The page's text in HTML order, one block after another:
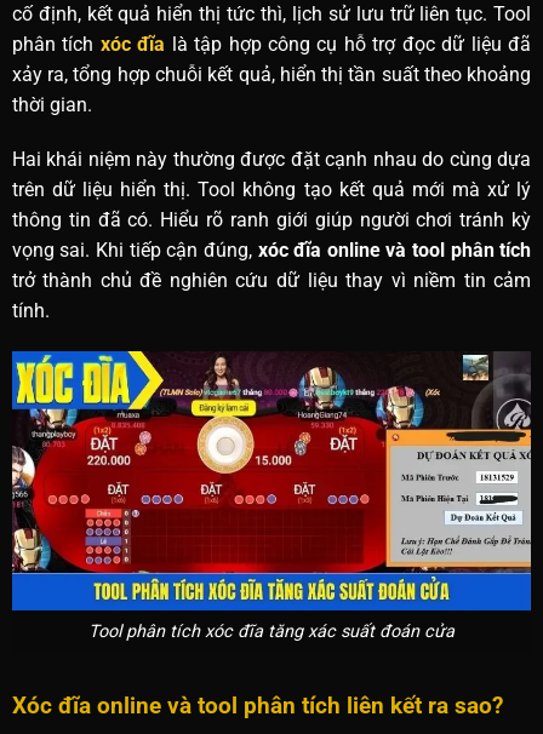
cố định, kết quả hiển thị tức thì, lịch sử lưu trữ liên tục. Tool
phân tích xóc đĩa là tập hợp công cụ hỗ trợ đọc dữ liệu đã
xảy ra, tổng hợp chuỗi kết quả, hiển thị tần suất theo khoảng
thời gian.
Hai khái niệm này thường được đặt cạnh nhau do cùng dựa
trên dữ liệu hiển thị. Tool không tạo kết quả mới mà xử lý
thông tin đã có. Hiểu rõ ranh giới giúp người chơi tránh kỳ
vọng sai. Khi tiếp cận đúng, xóc đĩa online và tool phân tích
trở thành chủ đề nghiên cứu dữ liệu thay vì niềm tin cảm
tính.
Tool phân tích xóc đĩa tăng xác suất đoán cửa
Xóc đĩa online và tool phân tích liên kết ra sao?